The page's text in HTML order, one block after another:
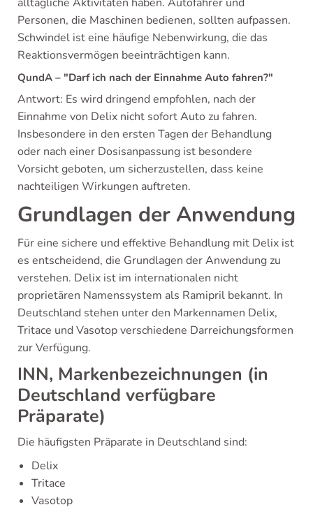
Personen, die Maschinen bedienen, sollten aufpassen.
Schwindel ist eine häufige Nebenwirkung, die das
Reaktionsvermögen beeinträchtigen kann.
QundA – "Darf ich nach der Einnahme Auto fahren?"
Antwort: Es wird dringend empfohlen, nach der
Einnahme von Delix nicht sofort Auto zu fahren.
Insbesondere in den ersten Tagen der Behandlung
oder nach einer Dosisanpassung ist besondere
Vorsicht geboten, um sicherzustellen, dass keine
nachteiligen Wirkungen auftreten.
Grundlagen der Anwendung
Für eine sichere und effektive Behandlung mit Delix ist
es entscheidend, die Grundlagen der Anwendung zu
verstehen. Delix ist im internationalen nicht
proprietären Namenssystem als Ramipril bekannt. In
Deutschland stehen unter den Markennamen Delix,
Tritace und Vasotop verschiedene Darreichungsformen
zur Verfügung.
INN, Markenbezeichnungen (in
Deutschland verfügbare
Präparate)
Die häufigsten Präparate in Deutschland sind:
Delix
Tritace
Vasotop